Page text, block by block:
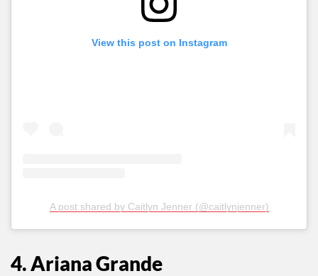
View this post on Instagram
A post shared by Caitlyn Jenner (@caitlynjenner)
4. Ariana Grande